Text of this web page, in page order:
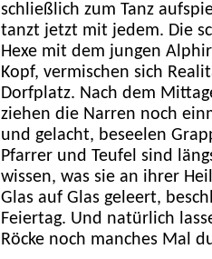
schließlich zum Tanz
tanzt jetzt mit jedem. Die
Hexe mit dem jungen
Kopf, vermischen sich
Dorfplatz. Nach dem
ziehen die Narren noch
und gelacht, beseelen
Pfarrer und Teufel sind
wissen, was sie an ihrer
Glas auf Glas geleert,
Feiertag. Und natürlich
Röcke noch manches Mal